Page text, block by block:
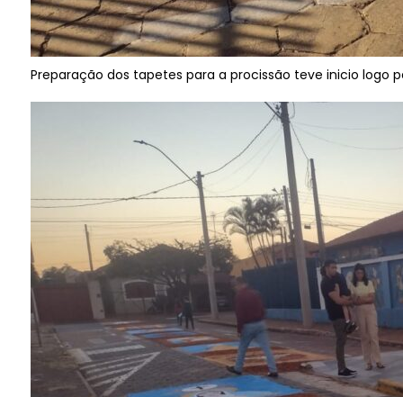
Preparação dos tapetes para a procissão teve inicio logo